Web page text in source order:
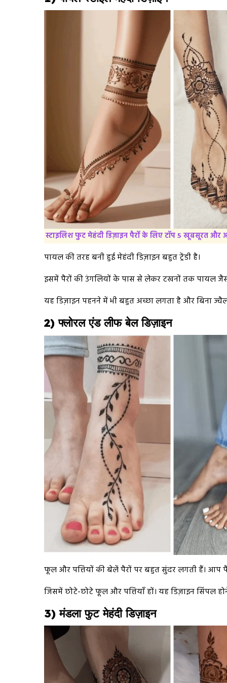
स्टाइलिश फुट मेहंदी डिज़ाइन पैरों के लिए टॉप 5 खूबसूरत और
पायल की तरह बनी हुई मेहंदी डिज़ाइन बहुत ट्रेंडी है।
इसमें पैरों की उंगलियों के पास से लेकर टखनों तक पायल
यह डिज़ाइन पहनने में भी बहुत अच्छा लगता है और बिना
2) फ्लोरल एंड लीफ बेल डिज़ाइन
फूल और पत्तियों की बेलें पैरों पर बहुत सुंदर लगती हैं।
जिसमें छोटे-छोटे फूल और पत्तियाँ हों। यह डिज़ाइन सिंपल
3) मंडला फुट मेहंदी डिज़ाइन